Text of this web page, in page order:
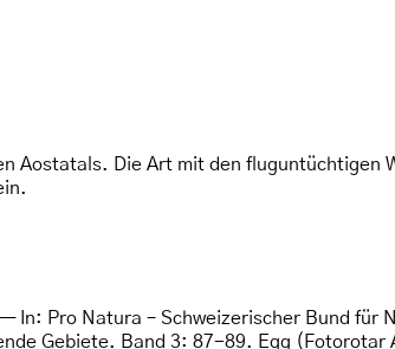
Aostatals. Die Art mit den fluguntüchtigen
In: Pro Natura – Schweizerischer Bund für
Gebiete. Band 3: 87-89. Egg (Fotorotar